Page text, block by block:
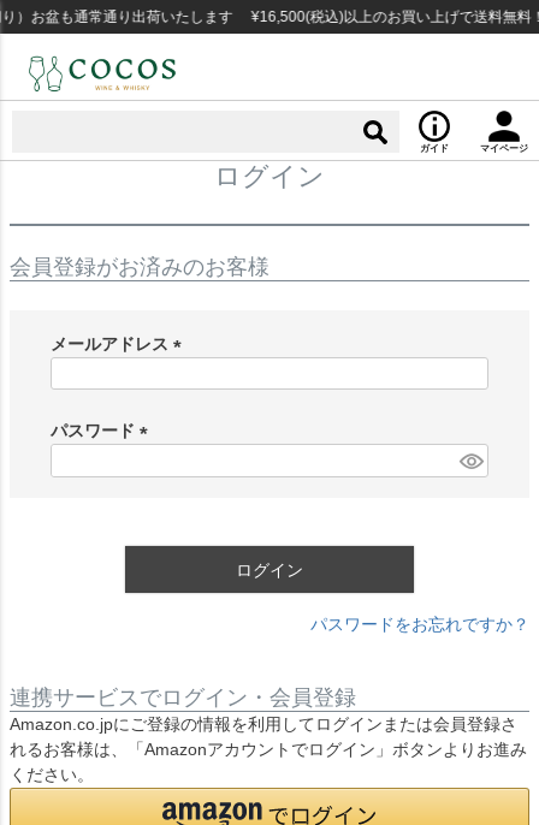
）お盆も通常通り出荷いたします ¥16,500(税込)以上のお買い上げで送料無料
ガイド マイページ
ログイン
会員登録がお済みのお客様
メールアドレス
)
パスワード
ログイン
パスワードをお忘れですか？
連携サービスでログイン・会員登録
Amazon.co.jpにご登録の情報を利用してログインまたは会員登録さ
れるお客様は、「Amazonアカウントでログイン」ボタンよりお進み
ください。